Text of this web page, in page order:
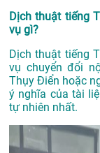
Dịch thuật tiếng
vụ gì?
Dịch thuật tiếng
vụ chuyển đổi
Thụy Điển hoặc
ý nghĩa của tài
tự nhiên nhất.